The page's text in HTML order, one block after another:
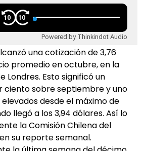
10 10
Powered by Thinkindot Audio
una cotización de 3,76
promedio en octubre, en la
Londres. Esto significó un
ciento sobre septiembre y uno
desde el máximo de
llegó a los 3,94 dólares. Así lo
la Comisión Chilena del
su reporte semanal.